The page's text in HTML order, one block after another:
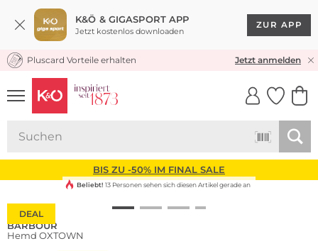
K&Ö & GIGASPORT APP
Jetzt kostenlos downloaden
ZUR APP
KOSTENLOSER VERSAND* & RÜCKVERSAND
Pluscard Vorteile erhalten Jetzt anmelden
UNSERE APP
CLICK &
BIS ZU -50% IM FINAL SALE
DEAL
Beliebt! 13 Personen sehen sich diesen Artikel gerade an
BARBOUR
Hemd OXTOWN